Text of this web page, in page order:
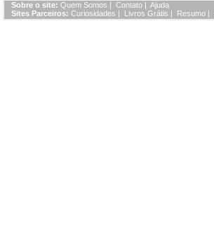
Sobre o site: Quem Somos | Contato | Ajuda
Sites Parceiros: Curiosidades | Livros Grátis | Resumo |